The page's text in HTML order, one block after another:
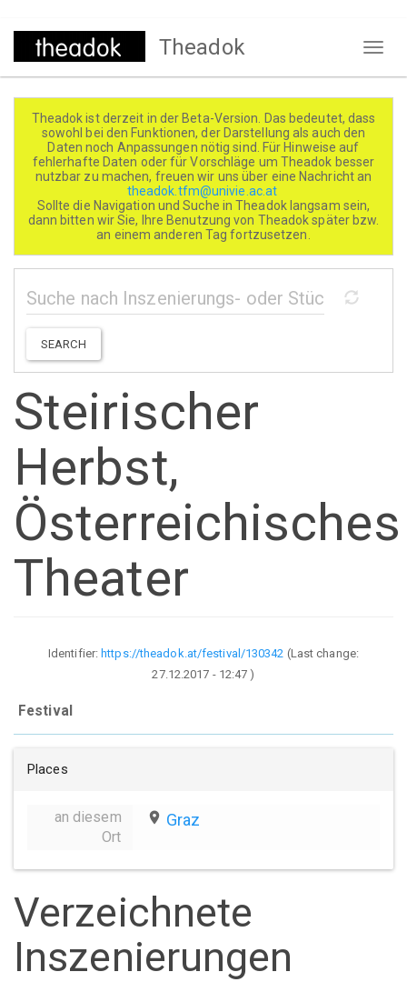
Direkt
Theadok
Theadok ist derzeit in der Beta-Version. Das bedeutet, dass
sowohl bei den Funktionen, der Darstellung als auch den
Daten noch Anpassungen nötig sind. Für Hinweise auf
fehlerhafte Daten oder für Vorschläge um Theadok besser
nutzbar zu machen, freuen wir uns über eine Nachricht an
theadok.tfm@univie.ac.at
Sollte die Navigation und Suche in Theadok langsam sein,
dann bitten wir Sie, Ihre Benutzung von Theadok später bzw.
an einem anderen Tag fortzusetzen.
SEARCH
Steirischer
Herbst,
Österreichisches
Theater
Identifier:https://theadok.at/festival/130342 (Last change:
27.12.2017 - 12:47 )
Festival
Places
an diesem
Ort
place Graz
Verzeichnete
Inszenierungen